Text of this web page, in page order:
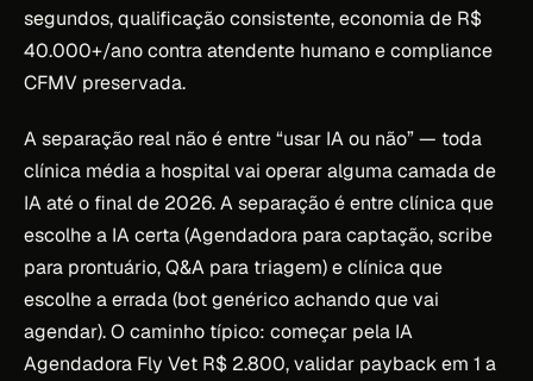
segundos, qualificação consistente, economia de R$
40.000+/ano contra atendente humano e compliance
CFMV preservada.
A separação real não é entre “usar IA ou não” — toda
clínica média a hospital vai operar alguma camada de
IA até o final de 2026. A separação é entre clínica que
escolhe a IA certa (Agendadora para captação, scribe
para prontuário, Q&A para triagem) e clínica que
escolhe a errada (bot genérico achando que vai
agendar). O caminho típico: começar pela IA
Agendadora Fly Vet R$ 2.800, validar payback em 1 a